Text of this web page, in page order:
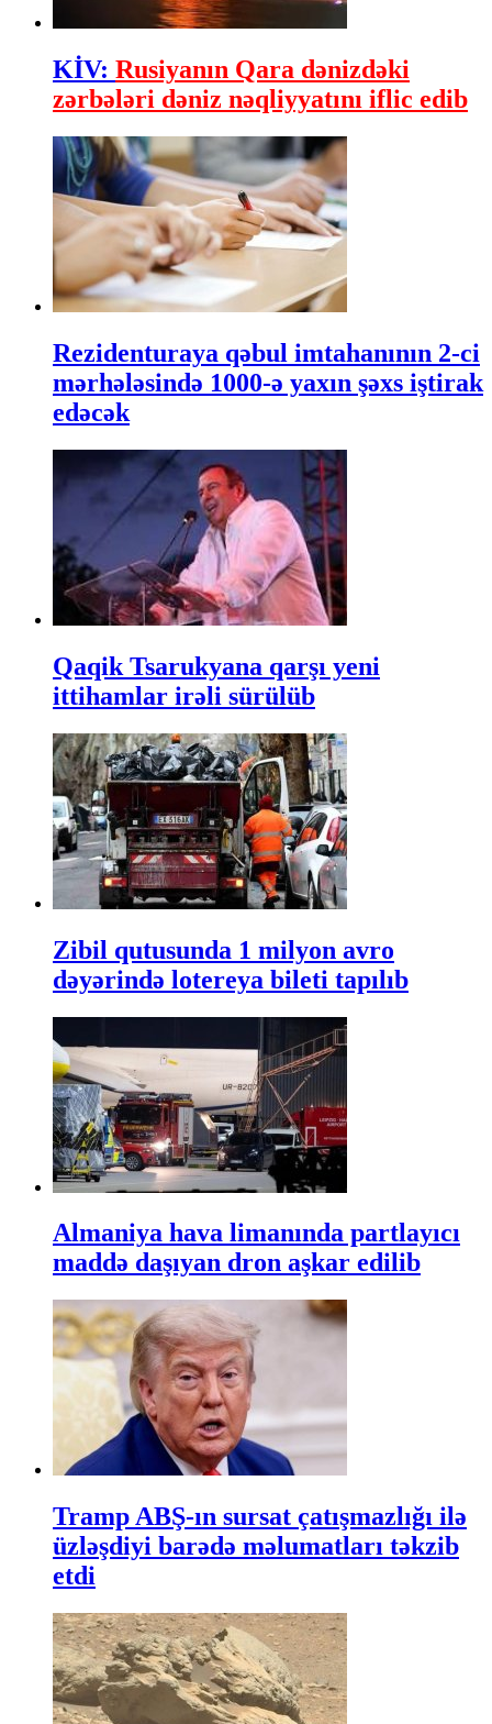
KİV: Rusiyanın Qara dənizdəki
zərbələri dəniz nəqliyyatını iflic edib
Rezidenturaya qəbul imtahanının 2-ci
mərhələsində 1000-ə yaxın şəxs iştirak
edəcək
Qaqik Tsarukyana qarşı yeni
ittihamlar irəli sürülüb
Zibil qutusunda 1 milyon avro
dəyərində lotereya bileti tapılıb
Almaniya hava limanında partlayıcı
maddə daşıyan dron aşkar edilib
Tramp ABŞ-ın sursat çatışmazlığı ilə
üzləşdiyi barədə məlumatları təkzib
etdi